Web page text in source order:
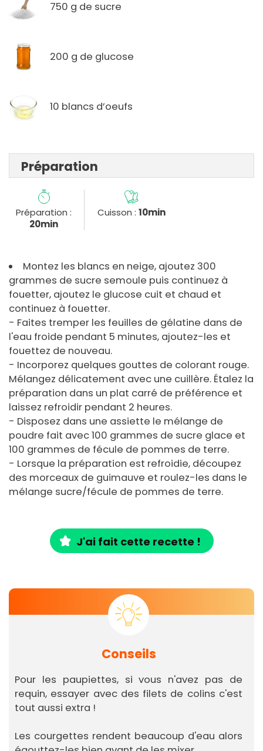
750 g de sucre
200 g de glucose
10 blancs d’oeufs
Préparation
Préparation :
20min
Cuisson : 10min
Montez les blancs en neige, ajoutez 300
grammes de sucre semoule puis continuez à
fouetter, ajoutez le glucose cuit et chaud et
continuez à fouetter.
- Faites tremper les feuilles de gélatine dans de
l'eau froide pendant 5 minutes, ajoutez-les et
fouettez de nouveau.
- Incorporez quelques gouttes de colorant rouge.
Mélangez délicatement avec une cuillère. Étalez la
préparation dans un plat carré de préférence et
laissez refroidir pendant 2 heures.
- Disposez dans une assiette le mélange de
poudre fait avec 100 grammes de sucre glace et
100 grammes de fécule de pommes de terre.
- Lorsque la préparation est refroidie, découpez
des morceaux de guimauve et roulez-les dans le
mélange sucre/fécule de pommes de terre.
J'ai fait cette recette !
Conseils
Pour les paupiettes, si vous n'avez pas de
requin, essayer avec des filets de colins c'est
tout aussi extra !
Les courgettes rendent beaucoup d'eau alors